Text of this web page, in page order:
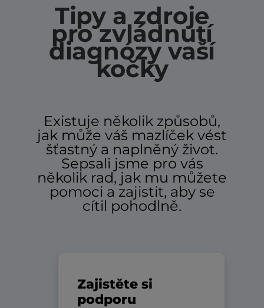
Tipy a zdroje
pro zvládnutí
diagnózy vaší
kočky
Existuje několik způsobů,
jak může váš mazlíček vést
šťastný a naplněný život.
Sepsali jsme pro vás
několik rad, jak mu můžete
pomoci a zajistit, aby se
cítil pohodlně.
Zajistěte si
podporu